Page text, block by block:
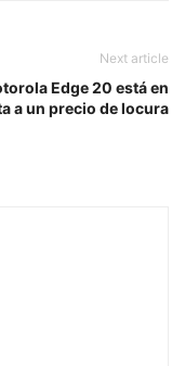
Next article
Edge 20 está en
a un precio de locura